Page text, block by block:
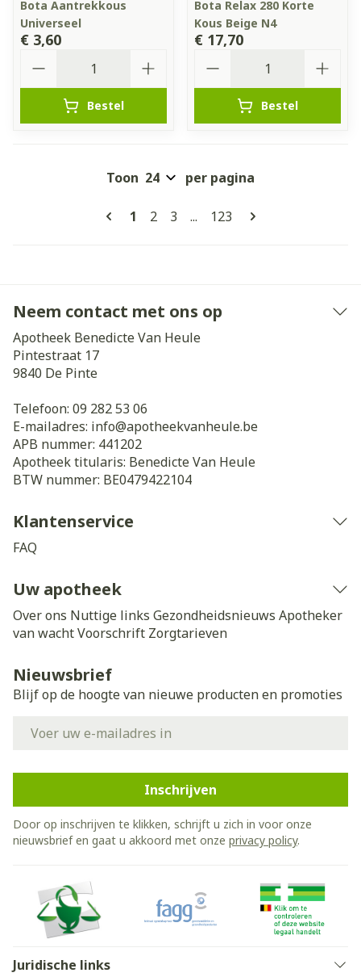
Bota Aantrekkous
Universeel
€ 3,60
Bestel
Bota Relax 280 Korte
Kous Beige N4
€ 17,70
Bestel
Pagina's
U lees momenteel pagina
1 Pagina
2 Pagina
3 ... Pagina
123
Toon per pagina
Neem contact met ons op
Apotheek Benedicte Van Heule
Pintestraat 17
9840 De Pinte
Telefoon: 09 282 53 06
E-mailadres: info@apotheekvanheule.be
APB nummer: 441202
Apotheek titularis: Benedicte Van Heule
BTW nummer: BE0479422104
Klantenservice
FAQ
Uw apotheek
Over ons Nuttige links Gezondheidsnieuws Apotheker
van wachtVoorschrift Zorgtarieven
Nieuwsbrief
Blijf op de hoogte van nieuwe producten en promoties
Inschrijven
Door op inschrijven te klikken, schrijft u zich in voor onze
nieuwsbrief en gaat u akkoord met onze privacy policy.
Juridische links